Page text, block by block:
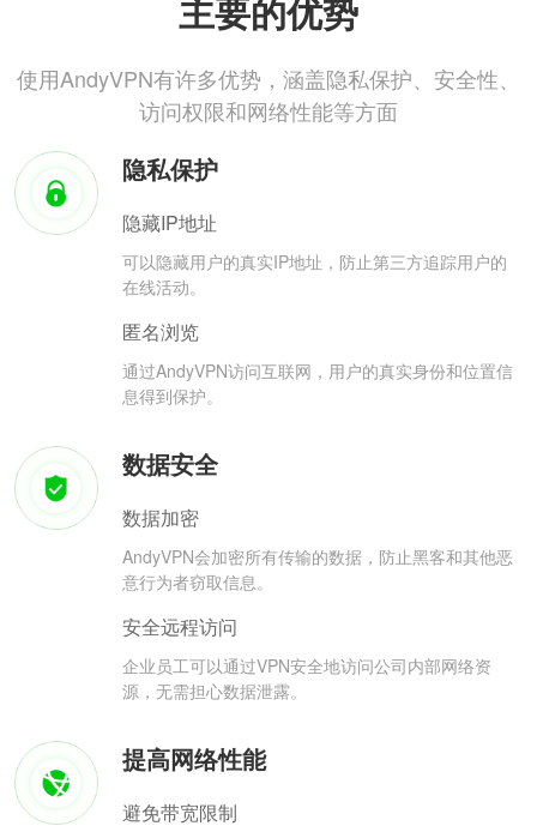
主要的优势
使用AndyVPN有许多优势，涵盖隐私保护、安全性、
访问权限和网络性能等方面
隐私保护
隐藏IP地址
可以隐藏用户的真实IP地址，防止第三方追踪用户的
在线活动。
匿名浏览
通过AndyVPN访问互联网，用户的真实身份和位置信
息得到保护。
数据安全
数据加密
AndyVPN会加密所有传输的数据，防止黑客和其他恶
意行为者窃取信息。
安全远程访问
企业员工可以通过VPN安全地访问公司内部网络资
源，无需担心数据泄露。
提高网络性能
避免带宽限制